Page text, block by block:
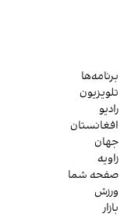
برنامه‌ها
تلویزیون
رادیو
افغانستان
جهان
زاویه
صفحه شما
ورزش
بازار